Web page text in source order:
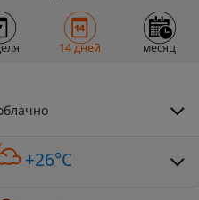
14 дней месяц
+26°C